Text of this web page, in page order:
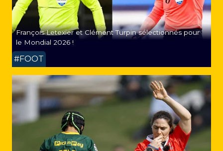
François Letexier et Clément Turpin sélectionnés pour
le Mondial 2026 !
#FOOT